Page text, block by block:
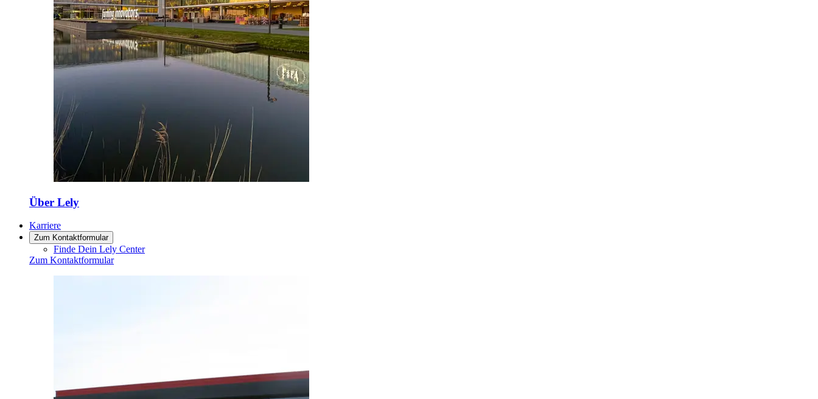
Über Lely
Karriere
Zum Kontaktformular
Finde Dein Lely Center
Zum Kontaktformular